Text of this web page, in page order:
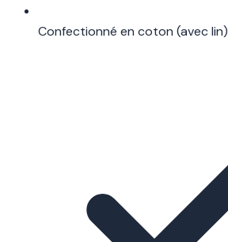
Confectionné en coton (avec lin)